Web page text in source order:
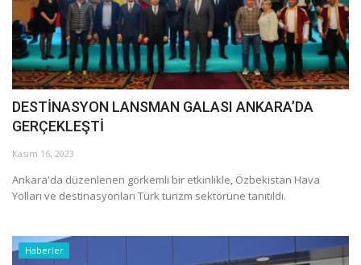
DESTİNASYON LANSMAN GALASI ANKARA’DA
GERÇEKLEŞTİ
Kasım 16, 2023
Ankara'da düzenlenen görkemli bir etkinlikle, Özbekistan Hava
Yolları ve destinasyonları Türk turizm sektörüne tanıtıldı.
Haberler